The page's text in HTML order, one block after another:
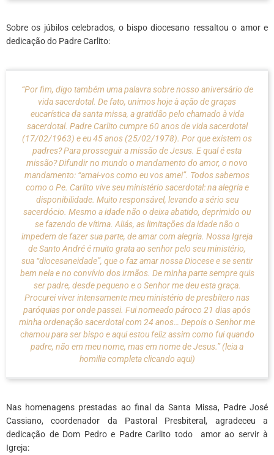
Sobre os júbilos celebrados, o bispo diocesano ressaltou o amor e
dedicação do Padre Carlito:
“Por fim, digo também uma palavra sobre nosso aniversário de
vida sacerdotal. De fato, unimos hoje à ação de graças
eucarística da santa missa, a gratidão pelo chamado à vida
sacerdotal. Padre Carlito cumpre 60 anos de vida sacerdotal
(17/02/1963) e eu 45 anos (25/02/1978). Por que existem os
padres? Para prosseguir a missão de Jesus. E qual é esta
missão? Difundir no mundo o mandamento do amor, o novo
mandamento: “amai-vos como eu vos amei”. Todos sabemos
como o Pe. Carlito vive seu ministério sacerdotal: na alegria e
disponibilidade. Muito responsável, levando a sério seu
sacerdócio. Mesmo a idade não o deixa abatido, deprimido ou
se fazendo de vítima. Aliás, as limitações da idade não o
impedem de fazer sua parte, de amar com alegria. Nossa Igreja
de Santo André é muito grata ao senhor pelo seu ministério,
sua “diocesaneidade”, que o faz amar nossa Diocese e se sentir
bem nela e no convívio dos irmãos. De minha parte sempre quis
ser padre, desde pequeno e o Senhor me deu esta graça.
Procurei viver intensamente meu ministério de presbítero nas
paróquias por onde passei. Fui nomeado pároco 21 dias após
minha ordenação sacerdotal com 24 anos… Depois o Senhor me
chamou para ser bispo e aqui estou feliz assim como fui quando
padre, não em meu nome, masem nome de Jesus.”(leia a
homilia completa clicando aqui)
Nas homenagens prestadas ao final da Santa Missa, Padre José
Cassiano, coordenador da Pastoral Presbiteral, agradeceu a
dedicação de Dom Pedro e Padre Carlito todo amor ao servir à
Igreja: